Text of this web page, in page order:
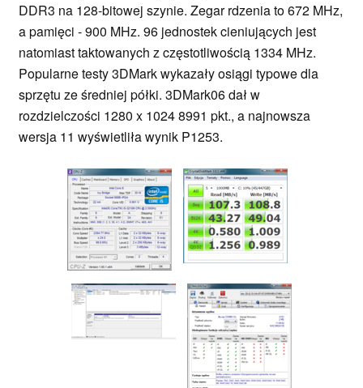
DDR3 na 128-bitowej szynie. Zegar rdzenia to 672 MHz,
a pamięci - 900 MHz. 96 jednostek cieniujących jest
natomiast taktowanych z częstotliwością 1334 MHz.
Popularne testy 3DMark wykazały osiągi typowe dla
sprzętu ze średniej półki. 3DMark06 dał w
rozdzielczości 1280 x 1024 8991 pkt., a najnowsza
wersja 11 wyświetliła wynik P1253.